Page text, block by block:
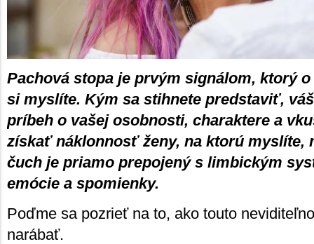
Pachová stopa je prvým signálom, ktorý
si myslíte. Kým sa stihnete predstaviť,
príbeh o vašej osobnosti, charaktere a
získať náklonnosť ženy, na ktorú myslíte,
čuch je priamo prepojený s limbickým
emócie a spomienky.
Poďme sa pozrieť na to, ako touto
narábať.